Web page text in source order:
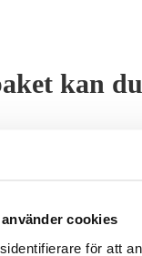
cookies
för att
kan
med Svenska